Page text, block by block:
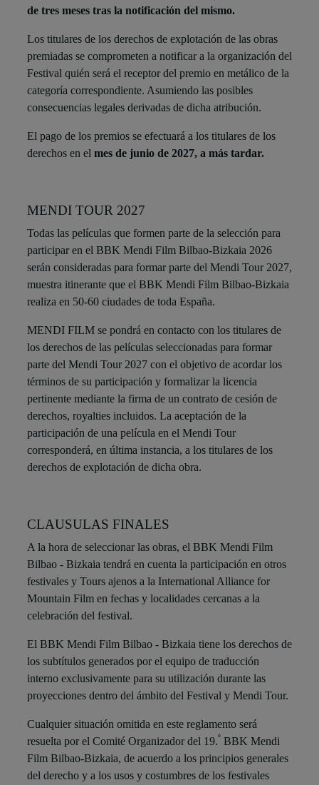
de tres meses tras la notificación del mismo.
Los titulares de los derechos de explotación de las obras
premiadas se comprometen a notificar a la organización del
Festival quién será el receptor del premio en metálico de la
categoría correspondiente. Asumiendo las posibles
consecuencias legales derivadas de dicha atribución.
El pago de los premios se efectuará a los titulares de los
derechos en el mes de junio de 2027, a más tardar.
MENDI TOUR 2027
Todas las películas que formen parte de la selección para
participar en el BBK Mendi Film Bilbao-Bizkaia 2026
serán consideradas para formar parte del Mendi Tour 2027,
muestra itinerante que el BBK Mendi Film Bilbao-Bizkaia
realiza en 50-60 ciudades de toda España.
MENDI FILM se pondrá en contacto con los titulares de
los derechos de las películas seleccionadas para formar
parte del Mendi Tour 2027 con el objetivo de acordar los
términos de su participación y formalizar la licencia
pertinente mediante la firma de un contrato de cesión de
derechos, royalties incluidos. La aceptación de la
participación de una película en el Mendi Tour
corresponderá, en última instancia, a los titulares de los
derechos de explotación de dicha obra.
CLAUSULAS FINALES
A la hora de seleccionar las obras, el BBK Mendi Film
Bilbao - Bizkaia tendrá en cuenta la participación en otros
festivales y Tours ajenos a la International Alliance for
Mountain Film en fechas y localidades cercanas a la
celebración del festival.
El BBK Mendi Film Bilbao - Bizkaia tiene los derechos de
los subtítulos generados por el equipo de traducción
interno exclusivamente para su utilización durante las
proyecciones dentro del ámbito del Festival y Mendi Tour.
Cualquier situación omitida en este reglamento será
resuelta por el Comité Organizador del 19.º BBK Mendi
Film Bilbao-Bizkaia, de acuerdo a los principios generales
del derecho y a los usos y costumbres de los festivales